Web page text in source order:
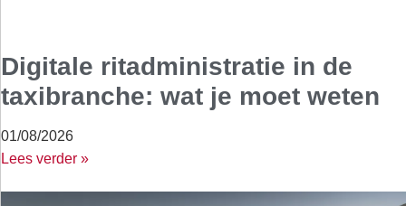
Digitale ritadministratie in de
taxibranche: wat je moet weten
01/08/2026
Lees verder »